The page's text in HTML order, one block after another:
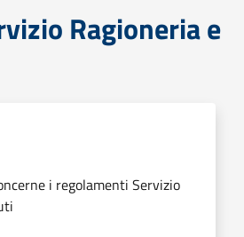
Ragioneria e
i regolamenti Servizio